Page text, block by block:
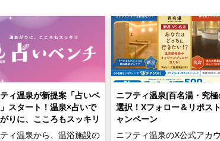
ィ温泉が新提案「占いベ
スタート！温泉×占いで
りに、こころもスッキリ
ィ温泉から、温浴施設の
ニフティ温泉|百名湯・究極
選択！Xフォロー＆リポス
ャンペーン
ニフティ温泉のX公式アカ